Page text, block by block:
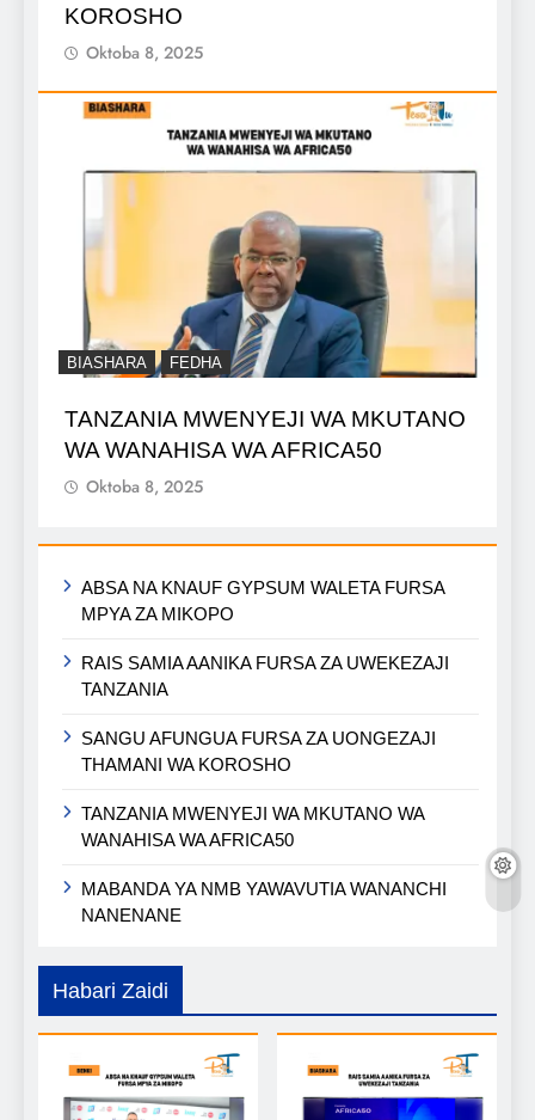
KOROSHO
Oktoba 8, 2025
BIASHARA FEDHA
TANZANIA MWENYEJI WA MKUTANO
WA WANAHISA WA AFRICA50
Oktoba 8, 2025
ABSA NA KNAUF GYPSUM WALETA FURSA
MPYA ZA MIKOPO
RAIS SAMIA AANIKA FURSA ZA UWEKEZAJI
TANZANIA
SANGU AFUNGUA FURSA ZA UONGEZAJI
THAMANI WA KOROSHO
TANZANIA MWENYEJI WA MKUTANO WA
WANAHISA WA AFRICA50
MABANDA YA NMB YAWAVUTIA WANANCHI
NANENANE
Habari Zaidi